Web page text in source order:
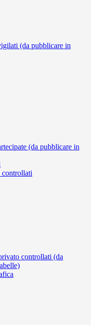
(da pubblicare in
(da pubblicare in
controllati (da